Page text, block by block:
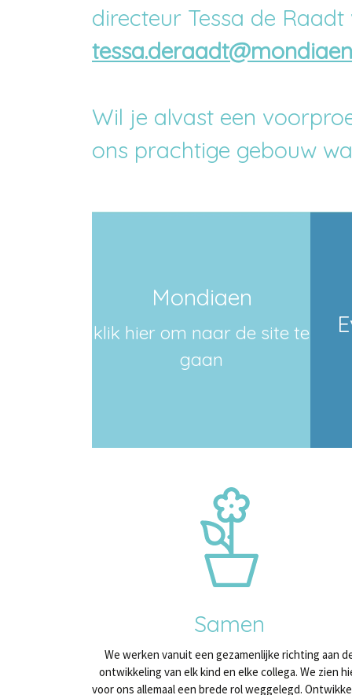
directeur Tessa de
Wil je alvast een
ons prachtige gebouw
Mondiaen
klik hier om naar de site te
gaan
Samen
We werken vanuit een gezamenlijke richting aan
ontwikkeling van elk kind en elke collega. We zien
voor ons allemaal een brede rol weggelegd.